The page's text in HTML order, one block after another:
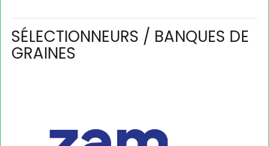
SÉLECTIONNEURS / BANQUES DE
GRAINES